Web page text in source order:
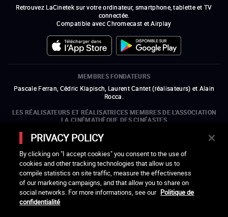
Retrouvez LaCinetek sur votre ordinateur, smartphone, tablette et TV
connectée.
Compatible avec Chromecast et Airplay
MEMBRES FONDATEURS
Pascale Ferran, Cédric Klapisch, Laurent Cantet (réalisateurs) et Alain
Rocca.
LES RÉALISATEURS ET RÉALISATRICES MEMBRES DE L'ASSOCIATION
LA CINÉMATHÈQUE DES CINÉASTES
Olivier Assayas, Bertrand Bonello, Michel Hazanavicius (représentant de
l'ARP), Rebecca Zlotowski et Mikael Buch (représentant de la SRF)
LES ORGANISMES MEMBRES DE L'ASSOCIATION LA CINÉMATHÈQUE
DES CINÉASTES
PRIVACY POLICY
By clicking on "I accept cookies" you consent to the use of
cookies and other tracking technologies that allow us to
compile statistics on site traffic, measure the effectiveness
of our marketing campaigns, and that allow you to share on
social networks. For more informations, see our Politique de
confidentialité